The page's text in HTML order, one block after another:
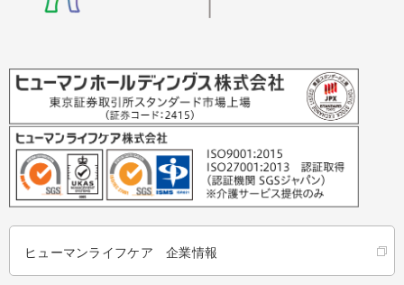
ヒューマンライフケア 企業情報